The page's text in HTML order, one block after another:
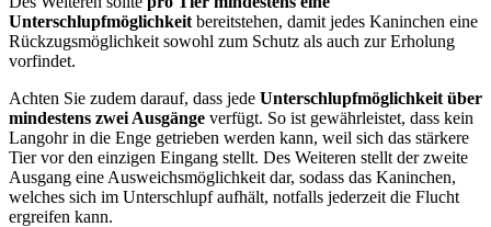
Unterschlupfmöglichkeit bereitstehen, damit jedes Kaninchen eine
Rückzugsmöglichkeit sowohl zum Schutz als auch zur Erholung
vorfindet.
Achten Sie zudem darauf, dass jede Unterschlupfmöglichkeit über
mindestens zwei Ausgänge verfügt. So ist gewährleistet, dass kein
Langohr in die Enge getrieben werden kann, weil sich das stärkere
Tier vor den einzigen Eingang stellt. Des Weiteren stellt der zweite
Ausgang eine Ausweichsmöglichkeit dar, sodass das Kaninchen,
welches sich im Unterschlupf aufhält, notfalls jederzeit die Flucht
ergreifen kann.